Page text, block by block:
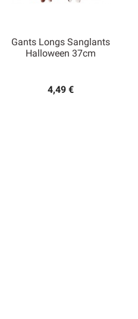
Gants Longs Sanglants
Halloween 37cm
4,49 €